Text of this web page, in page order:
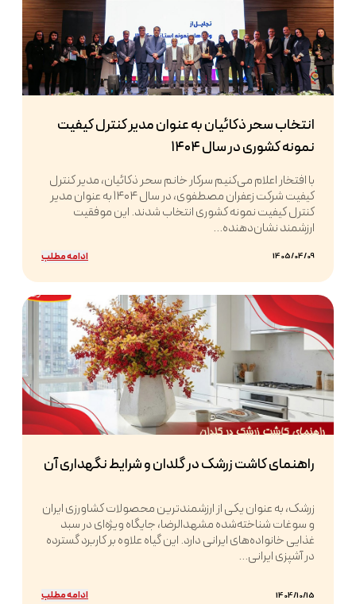
انتخاب سحر ذکائیان به عنوان مدیر کنترل کیفیت
نمونه کشوری در سال ۱۴۰۴
با افتخار اعلام می‌کنیم سرکار خانم سحر ذکائیان، مدیر کنترل
کیفیت شرکت زعفران مصطفوی، در سال ۱۴۰۴ به عنوان مدیر
کنترل کیفیت نمونه کشوری انتخاب شدند. این موفقیت
ارزشمند نشان‌دهنده...
1405/04/09 ادامه مطلب
راهنمای کاشت زرشک در گلدان و شرایط نگهداری آن
زرشک، به عنوان یکی از ارزشمندترین محصولات کشاورزی ایران
و سوغات شناخته‌شده مشهدالرضا، جایگاه ویژه‌ای در سبد
غذایی خانواده‌های ایرانی دارد. این گیاه علاوه بر کاربرد گسترده
در آشپزی ایرانی...
1404/10/15 ادامه مطلب